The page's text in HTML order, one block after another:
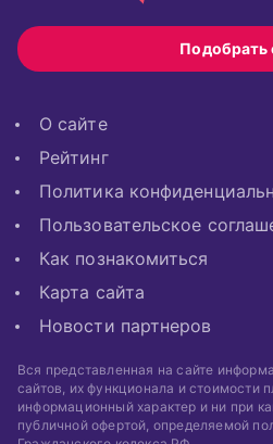
Подобрать
О сайте
Рейтинг
Политика
Пользовательское
Как познакомиться
Карта сайта
Новости партнеров
Вся представленная на сайте
сайтов, их функционала и стоимости
информационный характер и ни при
публичной офертой, определяемой